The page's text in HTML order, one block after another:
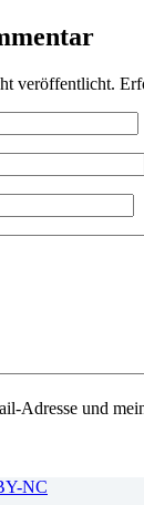
veröffentlicht.
Adresse und
NC